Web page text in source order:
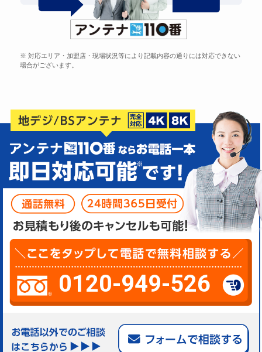
※ 対応エリア・加盟店・現場状況等により記載内容の通りには対応できない
場合がございます。
0120-949-526